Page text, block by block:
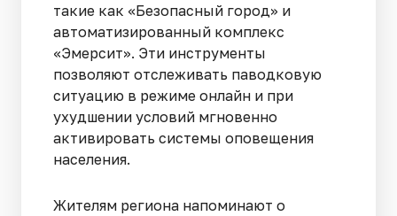
такие как «Безопасный город» и
автоматизированный комплекс
«Эмерсит». Эти инструменты
позволяют отслеживать паводковую
ситуацию в режиме онлайн и при
ухудшении условий мгновенно
активировать системы оповещения
населения.
Жителям региона напоминают о